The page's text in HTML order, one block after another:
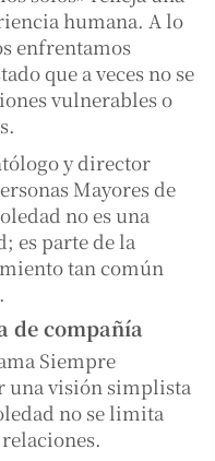
humana. A lo
enfrentamos
que a veces no se
vulnerables o
y director
Mayores de
no es una
es parte de la
tan común
de compañía
Siempre
una visión simplista
no se limita